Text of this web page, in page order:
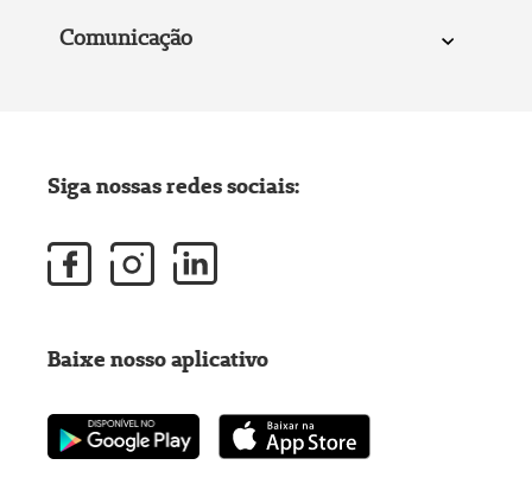
Comunicação
Siga nossas redes sociais:
Baixe nosso aplicativo